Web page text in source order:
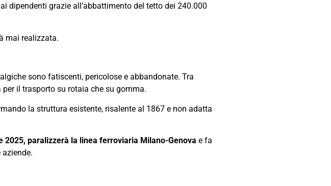
dipendenti grazie all’abbattimento del tetto dei 240.000
mai realizzata.
sono fatiscenti, pericolose e abbandonate. Tra
il trasporto su rotaia che su gomma.
la struttura esistente, risalente al 1867 e non adatta
paralizzerà la linea ferroviaria Milano-Genova e fa